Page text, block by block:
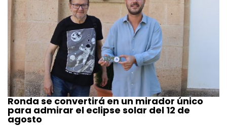
Ronda se convertirá en un mirador único
para admirar el eclipse solar del 12 de
agosto